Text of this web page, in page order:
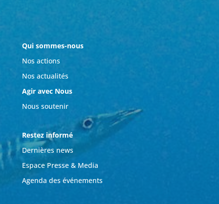
Qui sommes-nous
Nos actions
Nos actualités
Agir avec Nous
Nous soutenir
Restez informé
Dernières news
Espace Presse & Media
Agenda des événements